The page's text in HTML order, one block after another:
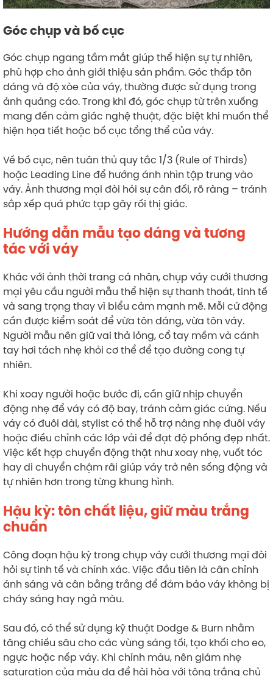
Góc chụp và bố cục
Góc chụp ngang tầm mắt giúp thể hiện sự tự nhiên,
phù hợp cho ảnh giới thiệu sản phẩm. Góc thấp tôn
dáng và độ xòe của váy, thường được sử dụng trong
ảnh quảng cáo. Trong khi đó, góc chụp từ trên xuống
mang đến cảm giác nghệ thuật, đặc biệt khi muốn thể
hiện họa tiết hoặc bố cục tổng thể của váy.
Về bố cục, nên tuân thủ quy tắc 1/3 (Rule of Thirds)
hoặc Leading Line để hướng ánh nhìn tập trung vào
váy. Ảnh thương mại đòi hỏi sự cân đối, rõ ràng – tránh
sắp xếp quá phức tạp gây rối thị giác.
Hướng dẫn mẫu tạo dáng và tương
tác với váy
Khác với ảnh thời trang cá nhân, chụp váy cưới thương
mại yêu cầu người mẫu thể hiện sự thanh thoát, tinh tế
và sang trọng thay vì biểu cảm mạnh mẽ. Mỗi cử động
cần được kiểm soát để vừa tôn dáng, vừa tôn váy.
Người mẫu nên giữ vai thả lỏng, cổ tay mềm và cánh
tay hơi tách nhẹ khỏi cơ thể để tạo đường cong tự
nhiên.
Khi xoay người hoặc bước đi, cần giữ nhịp chuyển
động nhẹ để váy có độ bay, tránh cảm giác cứng. Nếu
váy có đuôi dài, stylist có thể hỗ trợ nâng nhẹ đuôi váy
hoặc điều chỉnh các lớp vải để đạt độ phồng đẹp nhất.
Việc kết hợp chuyển động thật như xoay nhẹ, vuốt tóc
hay di chuyển chậm rãi giúp váy trở nên sống động và
tự nhiên hơn trong từng khung hình.
Hậu kỳ: tôn chất liệu, giữ màu trắng
chuẩn
Công đoạn hậu kỳ trong chụp váy cưới thương mại đòi
hỏi sự tinh tế và chính xác. Việc đầu tiên là cân chỉnh
ánh sáng và cân bằng trắng để đảm bảo váy không bị
cháy sáng hay ngả màu.
Sau đó, có thể sử dụng kỹ thuật Dodge & Burn nhằm
tăng chiều sâu cho các vùng sáng tối, tạo khối cho eo,
ngực hoặc nếp váy. Khi chỉnh màu, nên giảm nhẹ
saturation của màu da để hài hòa với tông trắng chủ